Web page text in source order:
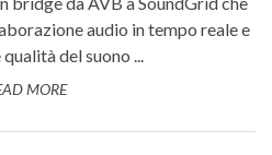
audio in tempo reale e
del suono ...
MORE